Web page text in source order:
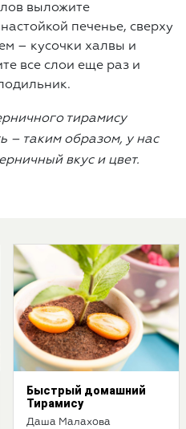
выложите
печенье, сверху
– кусочки халвы и
все слои еще раз и
тирамису
– таким образом, у нас
вкус и цвет.
Быстрый домашний
Тирамису
Даша Малахова